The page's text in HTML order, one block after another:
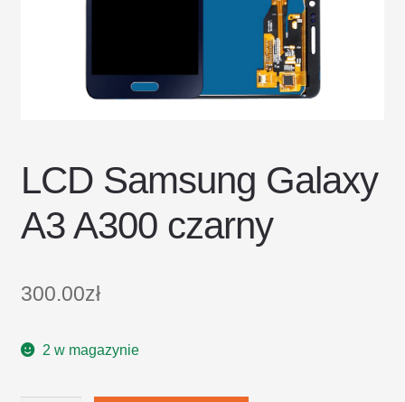
DOSTAWA I ZWROTY
POLITYKA PRYWATNOŚCI
LCD Samsung Galaxy
A3 A300 czarny
300.00zł
2 w magazynie